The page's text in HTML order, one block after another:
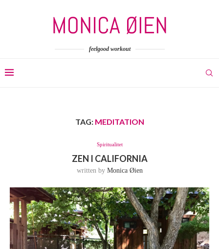
feelgood workout
TAG: MEDITATION
Spiritualitet
ZEN I CALIFORNIA
written by Monica Øien